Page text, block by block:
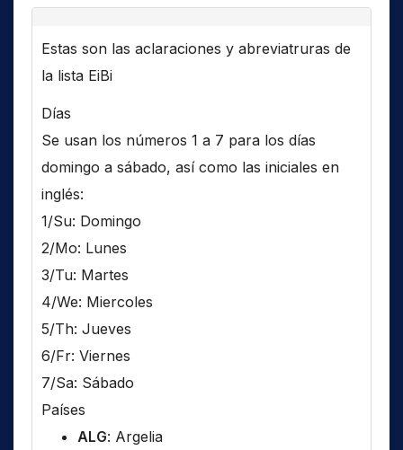
Estas son las aclaraciones y abreviatruras de
la lista EiBi
Días
Se usan los números 1 a 7 para los días
domingo a sábado, así como las iniciales en
inglés:
1/Su: Domingo
2/Mo: Lunes
3/Tu: Martes
4/We: Miercoles
5/Th: Jueves
6/Fr: Viernes
7/Sa: Sábado
Países
ALG: Argelia